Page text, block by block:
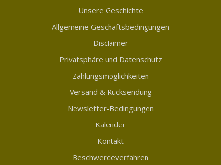
Unsere Geschichte
Allgemeine Geschäftsbedingungen
Disclaimer
Privatsphäre und Datenschutz
Zahlungsmöglichkeiten
Versand & Rücksendung
Newsletter-Bedingungen
Kalender
Kontakt
Beschwerdeverfahren